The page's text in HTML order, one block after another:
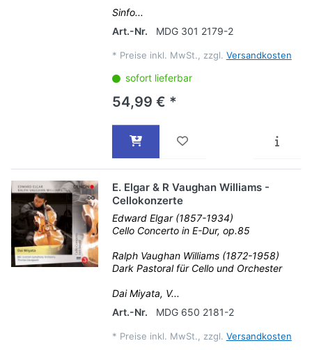
Sinfo...
Art.-Nr.
MDG 301 2179-2
* Preise inkl. MwSt., zzgl. Versandkosten
sofort lieferbar
54,99 € *
E. Elgar & R Vaughan Williams -
Cellokonzerte
Edward Elgar (1857-1934)
Cello Concerto in E-Dur, op.85
Ralph Vaughan Williams (1872-1958)
Dark Pastoral für Cello und Orchester
Dai Miyata, V...
Art.-Nr.
MDG 650 2181-2
* Preise inkl. MwSt., zzgl. Versandkosten